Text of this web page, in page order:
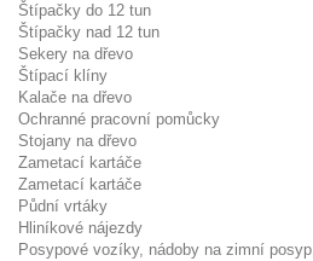
Štípačky do 12 tun
Štípačky nad 12 tun
Sekery na dřevo
Štípací klíny
Kalače na dřevo
Ochranné pracovní pomůcky
Stojany na dřevo
Zametací kartáče
Zametací kartáče
Půdní vrtáky
Hliníkové nájezdy
Posypové vozíky, nádoby na zimní